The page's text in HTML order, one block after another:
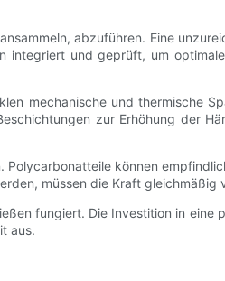
abzuführen. Eine
integriert und geprüft, um
mechanische und thermische
zur Erhöhung der
können
müssen die Kraft gleichmäßig
fungiert. Die Investition in eine
aus.